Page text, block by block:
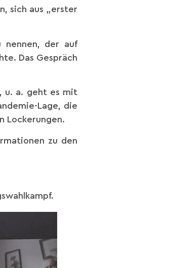
sich aus „erster
nennen, der auf
Das Gespräch
u. a. geht es mit
Lage, die
Lockerungen.
zu den